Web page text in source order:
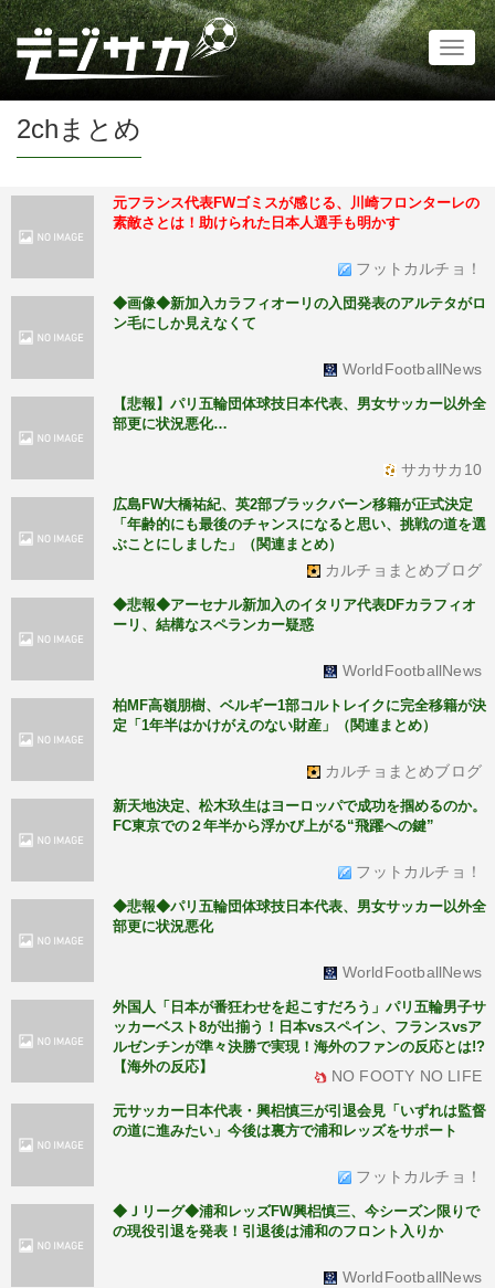
2chまとめ
元フランス代表FWゴミスが感じる、川崎フロンターレの
素敵さとは！助けられた日本人選手も明かす
フットカルチョ！
◆画像◆新加入カラフィオーリの入団発表のアルテタがロ
ン毛にしか見えなくて
WorldFootballNews
【悲報】パリ五輪団体球技日本代表、男女サッカー以外全
部更に状況悪化…
サカサカ10
広島FW大橋祐紀、英2部ブラックバーン移籍が正式決定
「年齢的にも最後のチャンスになると思い、挑戦の道を選
ぶことにしました」（関連まとめ）
カルチョまとめブログ
◆悲報◆アーセナル新加入のイタリア代表DFカラフィオ
ーリ、結構なスペランカー疑惑
WorldFootballNews
柏MF高嶺朋樹、ベルギー1部コルトレイクに完全移籍が決
定「1年半はかけがえのない財産」（関連まとめ）
カルチョまとめブログ
新天地決定、松木玖生はヨーロッパで成功を掴めるのか。
FC東京での２年半から浮かび上がる“飛躍への鍵”
フットカルチョ！
◆悲報◆パリ五輪団体球技日本代表、男女サッカー以外全
部更に状況悪化
WorldFootballNews
外国人「日本が番狂わせを起こすだろう」パリ五輪男子サ
ッカーベスト8が出揃う！日本vsスペイン、フランスvsア
ルゼンチンが準々決勝で実現！海外のファンの反応とは!?
【海外の反応】
NO FOOTY NO LIFE
元サッカー日本代表・興梠慎三が引退会見「いずれは監督
の道に進みたい」今後は裏方で浦和レッズをサポート
フットカルチョ！
◆Ｊリーグ◆浦和レッズFW興梠慎三、今シーズン限りで
の現役引退を発表！引退後は浦和のフロント入りか
WorldFootballNews